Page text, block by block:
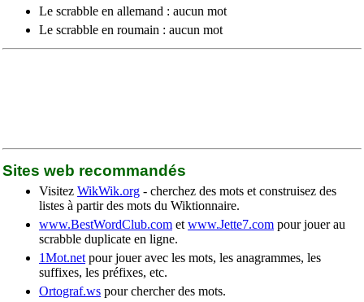
Le scrabble en allemand : aucun mot
Le scrabble en roumain : aucun mot
Sites web recommandés
Visitez WikWik.org - cherchez des mots et construisez des
listes à partir des mots du Wiktionnaire.
www.BestWordClub.com et www.Jette7.com pour jouer au
scrabble duplicate en ligne.
1Mot.net pour jouer avec les mots, les anagrammes, les
suffixes, les préfixes, etc.
Ortograf.ws pour chercher des mots.